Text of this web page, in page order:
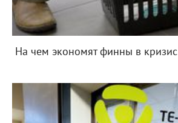
На чем экономят финны в кризис